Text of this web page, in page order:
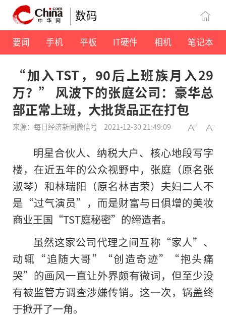
数码
要闻 手机 平板 IT硬件 相机 笔记本
“加入TST，90后上班族月入29
万？” 风波下的张庭公司：豪华总
部正常上班，大批货品正在打包
来源：每日经济新闻微信号 2021-12-30 21:49:09
明星合伙人、纳税大户、核心地段写字
楼，在近五年的公众视野中，张庭（原名张
淑琴）和林瑞阳（原名林吉荣）夫妇二人不
是“过气演员”，而是财富与日俱增的美妆
商业王国“TST庭秘密”的缔造者。
虽然这家公司代理之间互称“家人”、
动辄“追随大哥”“创造奇迹”“抱头痛
哭”的画风一直让外界颇有微词，但至少没
有被监管方调查涉嫌传销。这一次，锅盖终
于掀开了一角。